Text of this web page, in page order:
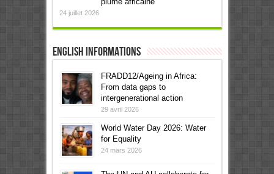
24 juillet 2026
English informations
FRADD12/Ageing in Africa:
From data gaps to
intergenerational action
29 avril 2026
World Water Day 2026: Water
for Equality
24 mars 2026